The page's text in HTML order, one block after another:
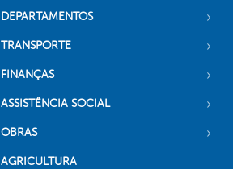
DEPARTAMENTOS
TRANSPORTE
FINANÇAS
ASSISTÊNCIA SOCIAL
OBRAS
AGRICULTURA